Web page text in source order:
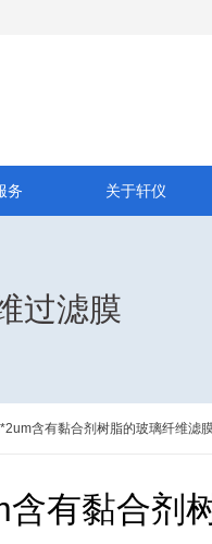
务 关于轩仪
过滤膜
含有黏合剂树脂的玻璃纤维滤
有黏合剂